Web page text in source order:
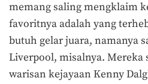
memang saling mengklaim
favoritnya adalah yang
butuh gelar juara, namanya
Liverpool, misalnya. Mereka
warisan kejayaan Kenny